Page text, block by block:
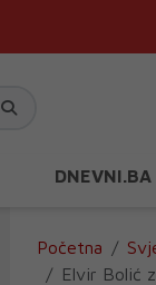
DNEVNI.BA
Početna
Elvir Bolić